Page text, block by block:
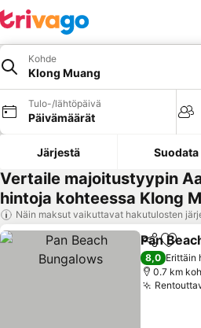
Kohde
Klong Muang
Tulo-/lähtöpäivä
Päivämäärät
Järjestä Suodata
Vertaile majoitustyypin
hintoja kohteessa Klong
Näin maksut vaikuttavat hakutulosten
Jaa
Pan
8,0 Erittäin
0.7 km